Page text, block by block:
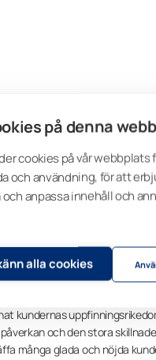
på denna
cookies på vår
och användning, för att
anpassa innehåll och
alla cookies
med ramfria och
kundernas
och den stora
många glada och nöjda